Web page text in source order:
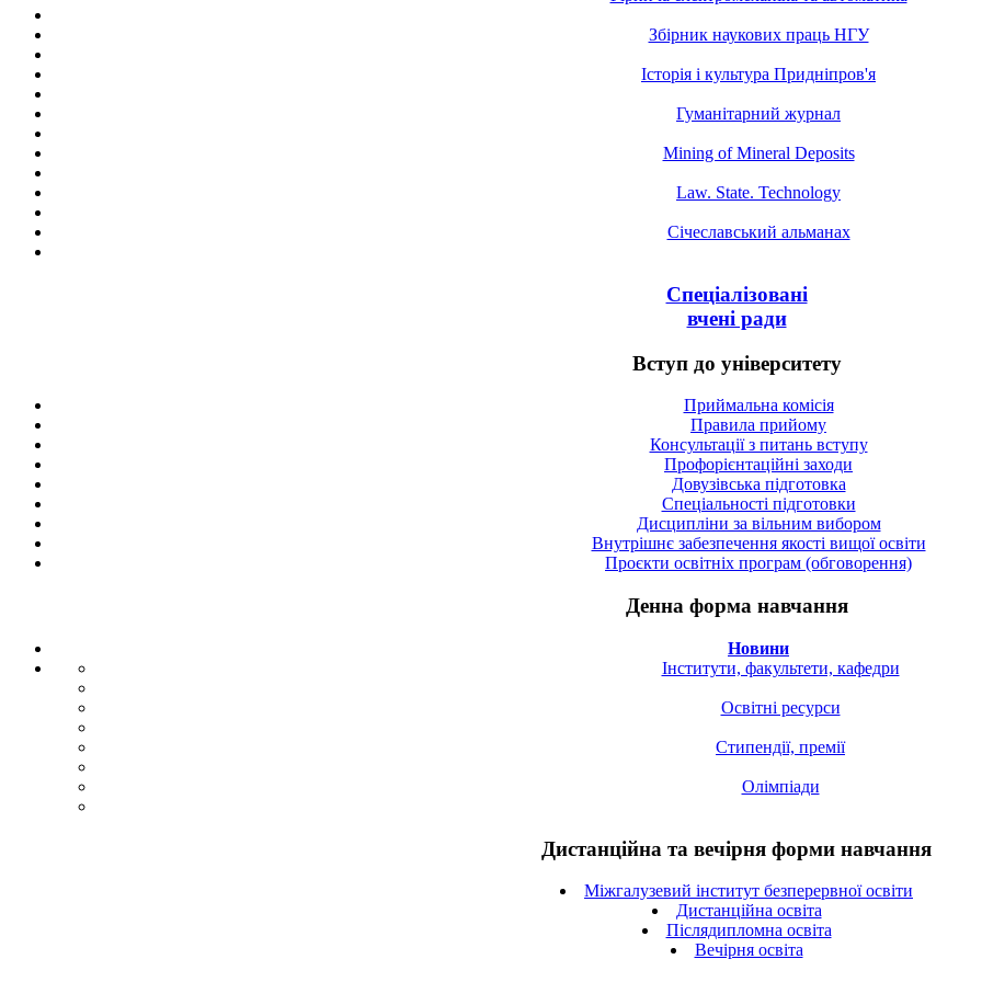
Збірник наукових праць НГУ
Історія і культура Придніпров'я
Гуманітарний журнал
Mining of Mineral Deposits
Law. State. Technology
Січеславський альманах
Спеціалізовані
вчені ради
Вступ до університету
Приймальна комісія
Правила прийому
Консультації з питань вступу
Профорієнтаційні заходи
Довузівська підготовка
Спецiальностi підготовки
Дисципліни за вільним вибором
Внутрішнє забезпечення якості вищої освіти
Проєкти освітніх програм (обговорення)
Денна форма навчання
Новини
Інститути, факультети, кафедри
Освітні ресурси
Стипендії, премії
Олімпіади
Дистанційна та вечірня форми навчання
Міжгалузевий інститут безперервної освіти
Дистанційна освіта
Післядипломна освіта
Вечірня освіта